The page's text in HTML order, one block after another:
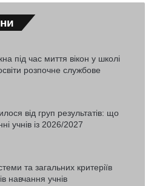
під час миття вікон у школі
розпочне службове
від груп результатів: що
учнів із 2026/2027
та загальних критеріїв
навчання учнів